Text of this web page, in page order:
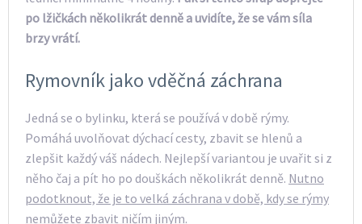
po lžičkách několikrát denně a uvidíte, že se vám síla
brzy vrátí.
Rymovník jako vděčná záchrana
Jedná se o bylinku, která se používá v době rýmy.
Pomáhá uvolňovat dýchací cesty, zbavit se hlenů a
zlepšit každý váš nádech. Nejlepší variantou je uvařit si z
něho čaj a pít ho po douškách několikrát denně. Nutno
podotknout, že je to velká záchrana v době, kdy se rýmy
nemůžete zbavit ničím jiným.